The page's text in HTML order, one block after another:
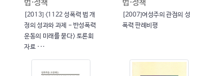
법·정책
[2013] <1122 성폭력 법 개
정의 성과와 과제 - 반성폭력
운동의 미래를 묻다> 토론회
자료 ···
법·정책
[2007]여성주의 관점의 성
폭력 판례비평